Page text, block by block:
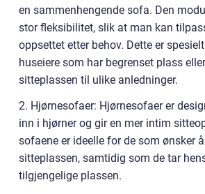
en sammenhengende sofa. Den
stor fleksibilitet, slik at man kan
oppsettet etter behov. Dette er
huseiere som har begrenset plass
sitteplassen til ulike anledninger.
2. Hjørnesofaer: Hjørnesofaer er
inn i hjørner og gir en mer intim
sofaene er ideelle for de som ønsker
sitteplassen, samtidig som de tar
tilgjengelige plassen.